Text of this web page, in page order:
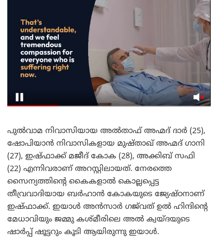
പുൽവാമ നിവാസിയായ അൽതാഫ് അഹ്മദ് ദാർ (25),
ഷോപിയാൻ നിവാസികളായ മുഷ്താഖ് അഹ്മദ് ഗാനി
(27), ഇഷ്ഫാക്ക് മജീദ് കോക (28), അക്കിബ് സഫി
(22) എന്നിവരാണ് അറസ്റ്റിലായത്. നേരത്തെ
സൈന്യത്തിന്റെ കൈകളാൽ കൊല്ലപ്പെട്ട
തീവ്രവാദിയായ ബർഹാൻ കോകയുടെ ജ്യേഷ്ഠനാണ്
ഇഷ്ഫാക്ക്. ഇയാൾ അൻസാർ ഗജ്‌വത് ഉൽ ഹിന്ദിന്റെ
മേധാവിയും ജമ്മു കശ്മീരിലെ അൽ ക്വയ്ദയുടെ
ഷാർപ്പ് ഷൂട്ടറും കൂടി ആയിരുന്നു ഇയാൾ.